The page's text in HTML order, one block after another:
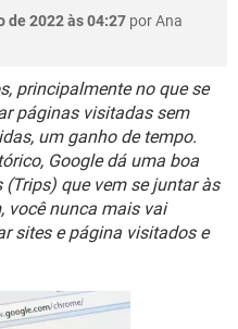
FACEBOOK
GMAIL
FACEBOOK
EXCEL
GMAIL
de 2022 às 04:27 porAna
principalmente no que se
páginas visitadas sem
um ganho de tempo.
Google dá uma boa
que vem se juntar às
você nunca mais vai
sites e página visitados e